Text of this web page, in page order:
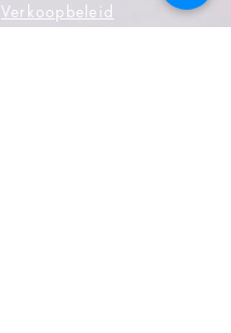
Verkoopbeleid